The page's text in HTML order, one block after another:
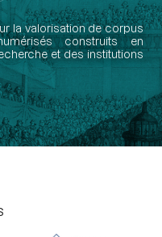
la valorisation de corpus
construits en
et des institutions